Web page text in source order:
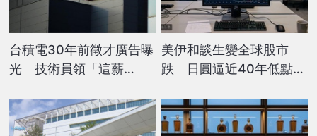
台積電30年前徵才廣告曝
光 技術員領「這薪
美伊和談生變全球股市
跌 日圓逼近40年低點引